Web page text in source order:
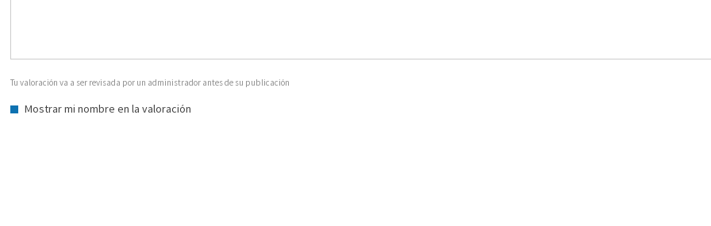
Tu valoración va a ser revisada por un administrador antes de su publicación
Mostrar mi nombre en la valoración